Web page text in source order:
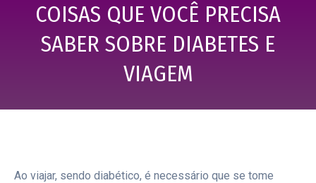
COISAS QUE VOCÊ PRECISA
SABER SOBRE DIABETES E
VIAGEM
Ao viajar, sendo diabético, é necessário que se tome